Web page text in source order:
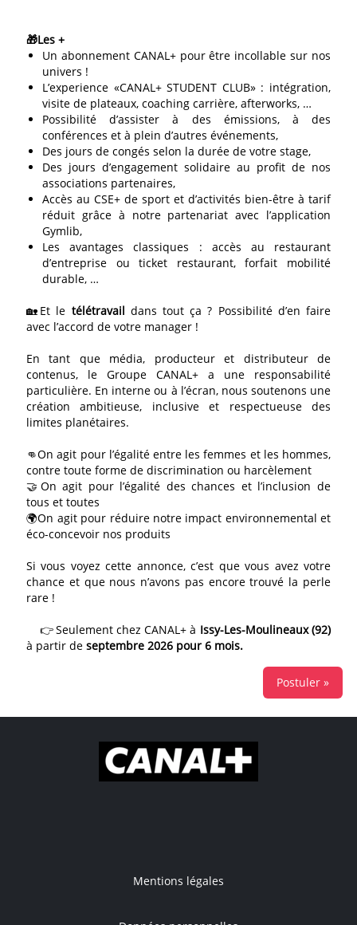
🎁Les +
Un abonnement CANAL+ pour être incollable sur nos
univers !
L’experience «CANAL+ STUDENT CLUB» : intégration,
visite de plateaux, coaching carrière, afterworks, …
Possibilité d’assister à des émissions, à des
conférences et à plein d’autres événements,
Des jours de congés selon la durée de votre stage,
Des jours d’engagement solidaire au profit de nos
associations partenaires,
Accès au CSE+ de sport et d’activités bien-être à tarif
réduit grâce à notre partenariat avec l’application
Gymlib,
Les avantages classiques : accès au restaurant
d’entreprise ou ticket restaurant, forfait mobilité
durable, …
🏡Et le télétravail dans tout ça ? Possibilité d’en faire
avec l’accord de votre manager !
En tant que média, producteur et distributeur de
contenus, le Groupe CANAL+ a une responsabilité
particulière. En interne ou à l’écran, nous soutenons une
création ambitieuse, inclusive et respectueuse des
limites planétaires.
👊On agit pour l’égalité entre les femmes et les hommes,
contre toute forme de discrimination ou harcèlement
🤝On agit pour l’égalité des chances et l’inclusion de
tous et toutes
🌍On agit pour réduire notre impact environnemental et
éco-concevoir nos produits
Si vous voyez cette annonce, c’est que vous avez votre
chance et que nous n’avons pas encore trouvé la perle
rare !
👉 Seulement chez CANAL+ à Issy-Les-Moulineaux (92)
à partir de septembre 2026 pour 6 mois.
Postuler »
Mentions légales